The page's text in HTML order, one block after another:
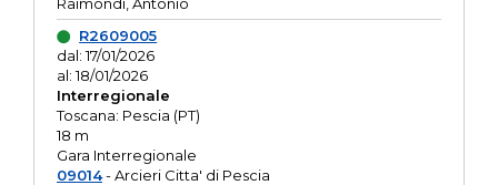
R2609005
dal: 17/01/2026
al: 18/01/2026
Interregionale
Toscana: Pescia (PT)
18 m
Gara Interregionale
09014- Arcieri Citta' di Pescia